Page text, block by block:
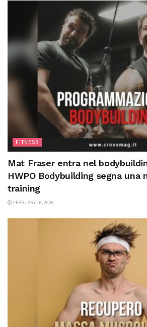
FITNESS
Mat Fraser entra nel
HWPO Bodybuilding segna una
training
FEBRUARY 16, 2026